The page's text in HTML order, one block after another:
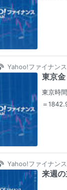
Yahoo!ファイナンス
東京
東京時
＝
Yahoo!ファイナンス
来週